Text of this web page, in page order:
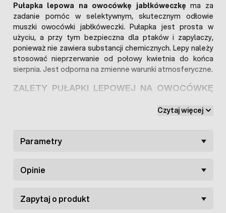
Pułapka lepowa na owocówkę jabłkóweczkę ma za
zadanie pomóc w selektywnym, skutecznym odłowie
muszki owocówki jabłkóweczki. Pułapka jest prosta w
użyciu, a przy tym bezpieczna dla ptaków i zapylaczy,
ponieważ nie zawiera substancji chemicznych. Lepy należy
stosować nieprzerwanie od połowy kwietnia do końca
sierpnia. Jest odporna na zmienne warunki atmosferyczne.
ZALETY PUŁAPKI LEPOWEJ NA OWOCÓWKĘ
Selektywnie wabi i odławia szkodniki,
Odporna na warunki atmosferyczne,
Bezpieczna dla środowiska.
ZWALCZANIE MUSZEK OWOCÓWEK
Czytaj więcej
Parametry
Opinie
Zapytaj o produkt